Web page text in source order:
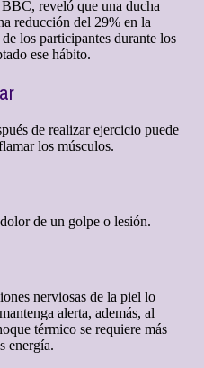
reveló que una ducha
reducción del 29% en la
los participantes durante los
ese hábito.
de realizar ejercicio puede
los músculos.
de un golpe o lesión.
nerviosas de la piel lo
alerta, además, al
térmico se requiere más
energía.